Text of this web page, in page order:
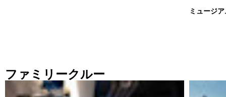
ミュージ
ファミリークルー